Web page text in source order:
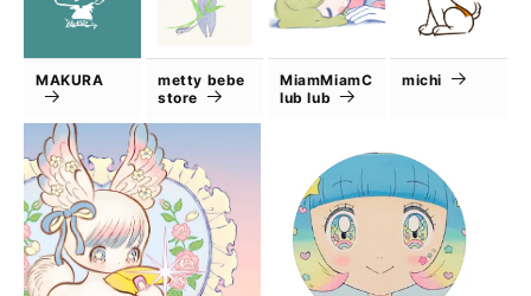
MAKURA
metty bebe
store
MiamMiamC
lub lub
michi